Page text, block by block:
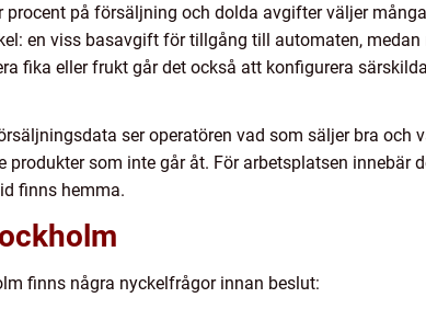
på försäljning och dolda avgifter väljer
en viss basavgift för tillgång till automaten, medan
fika eller frukt går det också att konfigurera
ser operatören vad som säljer bra och
som inte går åt. För arbetsplatsen innebär
finns hemma.
finns några nyckelfrågor innan beslut: